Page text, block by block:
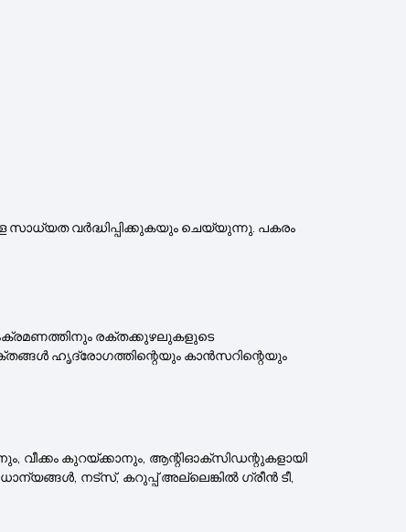
സാധ്യത വർദ്ധിപ്പിക്കുകയും ചെയ്യുന്നു. പകരം
രക്തക്കുഴലുകളുടെ
ഹൃദ്രോഗത്തിന്റെയും കാൻസറിന്റെയും
വീക്കം കുറയ്ക്കാനും, ആന്റിഓക്‌സിഡന്റുകളായി
നട്‌സ്, കറുപ്പ് അല്ലെങ്കിൽ ഗ്രീൻ ടീ,